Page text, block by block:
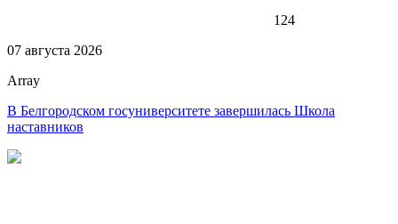
124
07 августа 2026
Array
В Белгородском госуниверситете завершилась Школа
наставников